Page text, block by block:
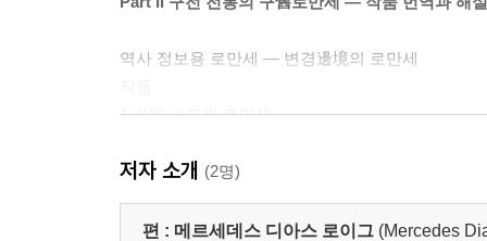
역사 정보용 로만세 ― 변경邊境의 로만세
1 바에사 포위 로만세
3 하엔을 회복하기 위한 그라나다의 치코 왕과 레
4 페르난다리아스의 로만세
5 안테케라 무어인의 로만세
저자 소개 (2명)
편 : 메르세데스 디아스 로이그 (Mercedes